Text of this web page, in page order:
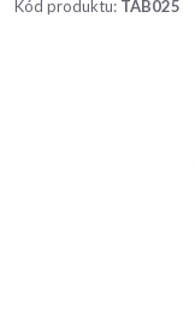
Kód produktu: TAB025